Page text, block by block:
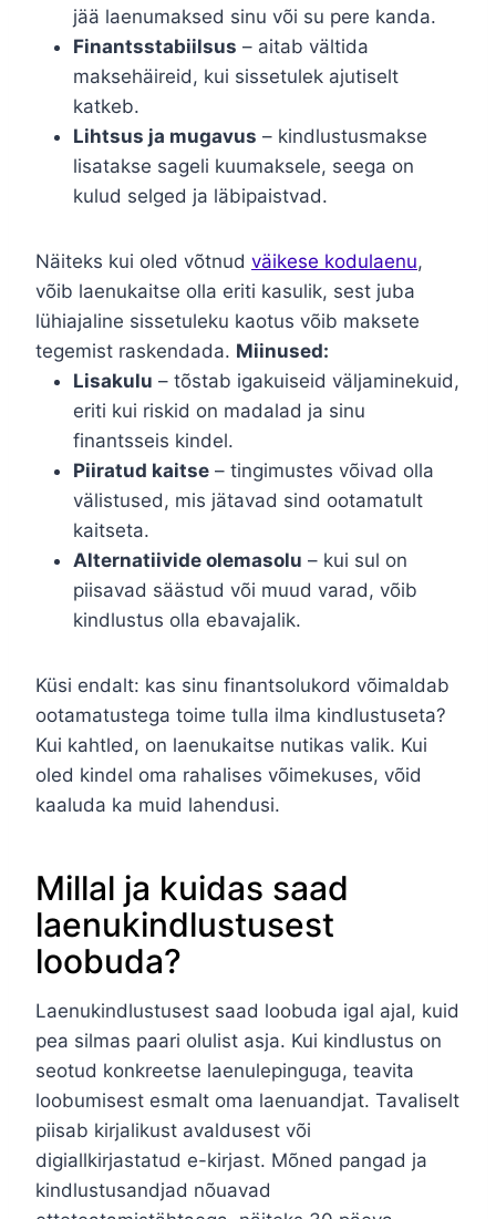
jää laenumaksed sinu või su pere kanda.
Finantsstabiilsus – aitab vältida
maksehäireid, kui sissetulek ajutiselt
katkeb.
Lihtsus ja mugavus – kindlustusmakse
lisatakse sageli kuumaksele, seega on
kulud selged ja läbipaistvad.
Näiteks kui oled võtnud väikese kodulaenu,
võib laenukaitse olla eriti kasulik, sest juba
lühiajaline sissetuleku kaotus võib maksete
tegemist raskendada. Miinused:
Lisakulu – tõstab igakuiseid väljaminekuid,
eriti kui riskid on madalad ja sinu
finantsseis kindel.
Piiratud kaitse – tingimustes võivad olla
välistused, mis jätavad sind ootamatult
kaitseta.
Alternatiivide olemasolu – kui sul on
piisavad säästud või muud varad, võib
kindlustus olla ebavajalik.
Küsi endalt: kas sinu finantsolukord võimaldab
ootamatustega toime tulla ilma kindlustuseta?
Kui kahtled, on laenukaitse nutikas valik. Kui
oled kindel oma rahalises võimekuses, võid
kaaluda ka muid lahendusi.
Millal ja kuidas saad
laenukindlustusest
loobuda?
Laenukindlustusest saad loobuda igal ajal, kuid
pea silmas paari olulist asja. Kui kindlustus on
seotud konkreetse laenulepinguga, teavita
loobumisest esmalt oma laenuandjat. Tavaliselt
piisab kirjalikust avaldusest või
digiallkirjastatud e-kirjast. Mõned pangad ja
kindlustusandjad nõuavad